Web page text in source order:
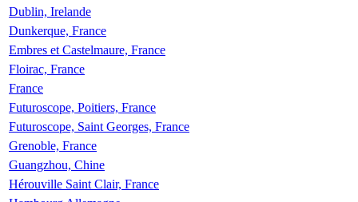
Dublin, Irelande
Dunkerque, France
Embres et Castelmaure, France
Floirac, France
France
Futuroscope, Poitiers, France
Futuroscope, Saint Georges, France
Grenoble, France
Guangzhou, Chine
Hérouville Saint Clair, France